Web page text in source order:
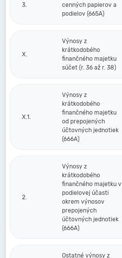
3.
cenných papierov a
podielov (665A)
X.
Výnosy z
krátkodobého
finančného majetku
súčet (r. 36 až r. 38)
X.1.
Výnosy z
krátkodobého
finančného majetku
od prepojených
účtovných jednotiek
(666A)
2.
Výnosy z
krátkodobého
finančného majetku v
podielovej účasti
okrem výnosov
prepojených
účtovných jednotiek
(666A)
Ostatné výnosy z